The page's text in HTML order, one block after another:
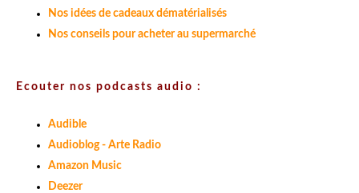
Nos idées de cadeaux dématérialisés
Nos conseils pour acheter au supermarché
Ecouter nos podcasts audio :
Audible
Audioblog - Arte Radio
Amazon Music
Deezer